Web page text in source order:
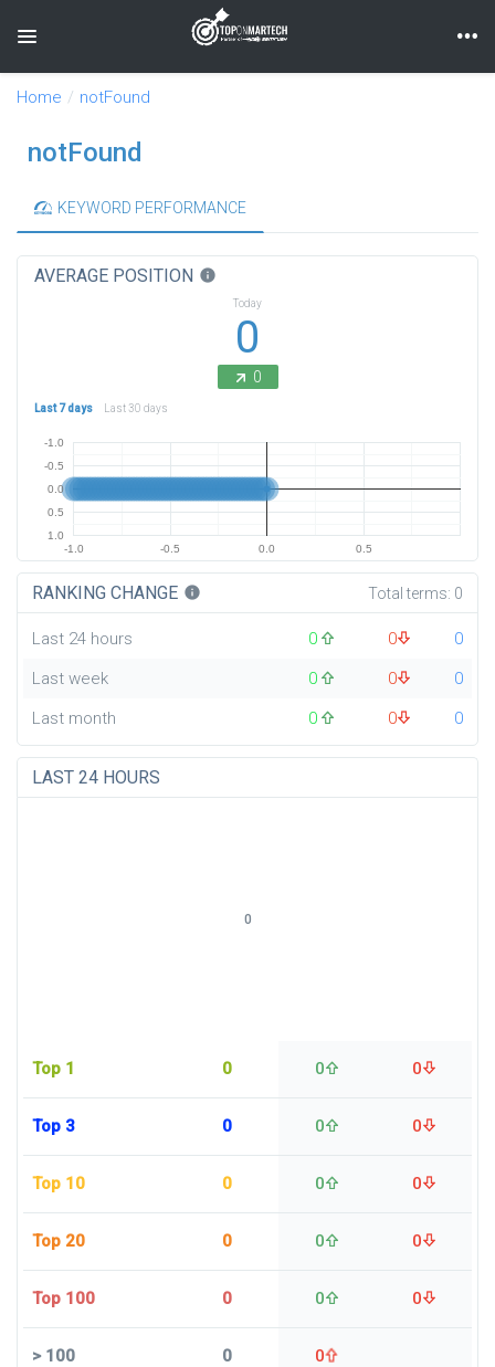
Toggle navigation
Home notFound
notFound
KEYWORD PERFORMANCE
AVERAGE POSITION info
Today
0
0
Last 7 days Last 30 days
-1.0 -0.5 0.0 0.5
-1.0
-0.5
0.0
0.5
1.0
RANKING CHANGE info Total terms: 0
Last 24 hours 0 0
0
Last week
0 0
0
Last month
0 0 0
LAST 24 HOURS
Top 1 0 0 0
Top 3 0 0 0
Top 10 0 0 0
Top 20 0 0 0
Top 100 0 0 0
>100 0 0
0